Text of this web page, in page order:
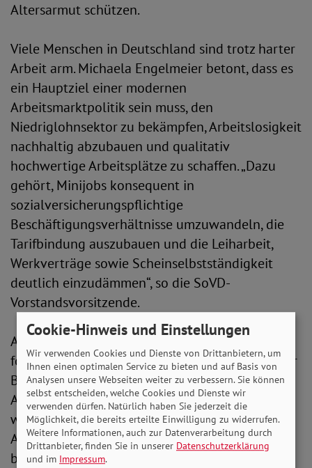
Altersarmut schützen.
Viele Menschen in Deutschland sind trotz harter
Arbeit arm. Michaela Engelmeier betont, dass es
ein Hauptziel einer modernen
Arbeitsmarktpolitik sein muss, den
Niedriglohnsektor zu bekämpfen, Arbeitslosigkeit
nachhaltig abzubauen und qualitativ
hochwertige Arbeitsplätze zu schaffen. „Dazu
gehört, Minijobs konsequent in
sozialversicherungspflichtige
Beschäftigungsverhältnisse umzuwandeln, die
Tarifbindung auszubauen und die Leiharbeit,
Werkverträge sowie Scheinselbstständigkeit
deutlich einzudämmen“, so die SoVD-
Vorstandsvorsitzende.
Auch bei der Absicherung von Arbeitslosen
fordert der SoVD deutliche Verbesserungen. „Wer
Beiträge zahlt, verdient Respekt und eine starke
Absicherung. Statt ins Bürgergeld gedrängt zu
werden, müssen die Menschen über die
Arbeitslosenversicherung abgesichert sein. Wir
brauchen eine Verlängerung der Bezugszeiten
Cookie-Hinweis und Einstellungen
Wir verwenden Cookies und Dienste von Drittanbietern, um
Ihnen einen optimalen Service zu bieten und auf Basis von
Analysen unsere Webseiten weiter zu verbessern. Sie können
selbst entscheiden, welche Cookies und Dienste wir
verwenden dürfen. Natürlich haben Sie jederzeit die
Möglichkeit, die bereits erteilte Einwilligung zu widerrufen.
Weitere Informationen, auch zur Datenverarbeitung durch
Drittanbieter, finden Sie in unserer Datenschutzerklärung
und im Impressum.